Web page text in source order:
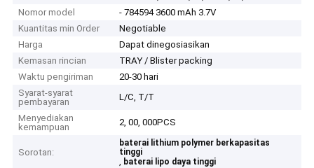
Nomor model
- 784594 3600 mAh 3.7V
Kuantitas min Order
Negotiable
Harga
Dapat dinegosiasikan
Kemasan rincian
TRAY / Blister packing
Waktu pengiriman
20-30 hari
Syarat-syarat
pembayaran
L/C, T/T
Menyediakan
kemampuan
2, 00, 000PCS
Sorotan:
baterai lithium polymer berkapasitas
tinggi
, baterai lipo daya tinggi